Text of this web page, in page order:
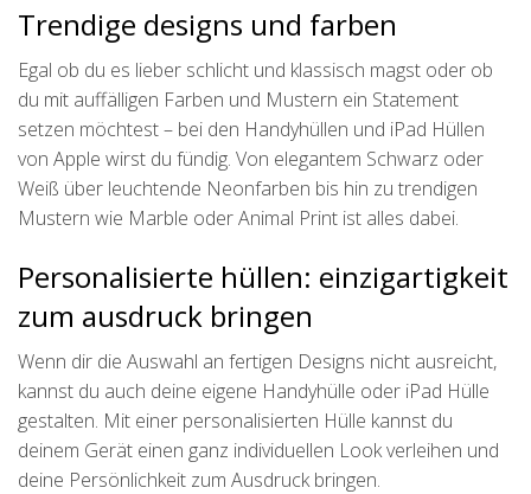
Trendige designs und farben
Egal ob du es lieber schlicht und klassisch magst oder ob
du mit auffälligen Farben und Mustern ein Statement
setzen möchtest – bei den Handyhüllen und iPad Hüllen
von Apple wirst du fündig. Von elegantem Schwarz oder
Weiß über leuchtende Neonfarben bis hin zu trendigen
Mustern wie Marble oder Animal Print ist alles dabei.
Personalisierte hüllen: einzigartigkeit
zum ausdruck bringen
Wenn dir die Auswahl an fertigen Designs nicht ausreicht,
kannst du auch deine eigene Handyhülle oder iPad Hülle
gestalten. Mit einer personalisierten Hülle kannst du
deinem Gerät einen ganz individuellen Look verleihen und
deine Persönlichkeit zum Ausdruck bringen.